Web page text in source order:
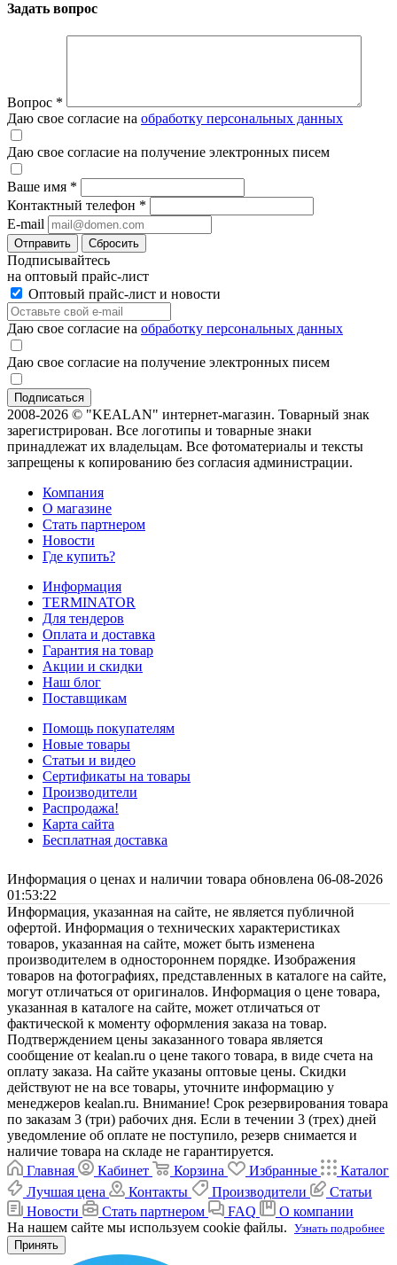
Задать вопрос
Вопрос *
Даю свое согласие на обработку персональных данных
Даю свое согласие на получение электронных писем
Ваше имя *
Контактный телефон *
E-mail
Отправить Сбросить
Подписывайтесь
на оптовый прайс-лист
Оптовый прайс-лист и новости
Даю свое согласие на обработку персональных данных
Даю свое согласие на получение электронных писем
2008-2026 © "KEALAN" интернет-магазин. Товарный знак
зарегистрирован. Все логотипы и товарные знаки
принадлежат их владельцам. Все фотоматериалы и тексты
запрещены к копированию без согласия администрации.
Компания
О магазине
Стать партнером
Новости
Где купить?
Информация
TERMINATOR
Для тендеров
Оплата и доставка
Гарантия на товар
Акции и скидки
Наш блог
Поставщикам
Помощь покупателям
Новые товары
Статьи и видео
Сертификаты на товары
Производители
Распродажа!
Карта сайта
Бесплатная доставка
Информация о ценах и наличии товара обновлена 06-08-2026
01:53:22
Информация, указанная на сайте, не является публичной
офертой. Информация о технических характеристиках
товаров, указанная на сайте, может быть изменена
производителем в одностороннем порядке. Изображения
товаров на фотографиях, представленных в каталоге на сайте,
могут отличаться от оригиналов. Информация о цене товара,
указанная в каталоге на сайте, может отличаться от
фактической к моменту оформления заказа на товар.
Подтверждением цены заказанного товара является
сообщение от kealan.ru о цене такого товара, в виде счета на
оплату заказа. На сайте указаны оптовые цены. Скидки
действуют не на все товары, уточните информацию у
менеджеров kealan.ru. Внимание! Срок резервирования товара
по заказам 3 (три) рабочих дня. Если в течении 3 (трех) дней
уведомление об оплате не поступило, резерв снимается и
наличие товара на складе не гарантируется.
Главная
Кабинет Корзина Избранные
Каталог
Лучшая цена
Контакты Производители
Статьи
Новости
Стать партнером FAQ
О компании
На нашем сайте мы используем cookie файлы. Узнать подробнее
Принять